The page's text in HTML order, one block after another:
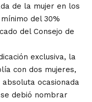
de la mujer en los
del 30%
del Consejo de
exclusiva, la
con dos mujeres,
ocasionada
debió nombrar